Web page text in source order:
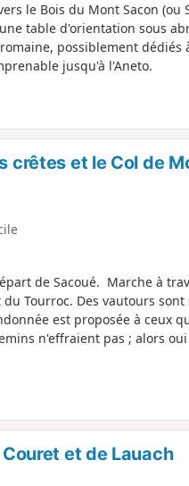
le Bois du Mont Sacon (ou
table d'orientation sous
possiblement dédiés
jusqu'à l'Aneto.
crêtes et le Col de
de Sacoué. Marche à
Tourroc. Des vautours
est proposée à ceux
n'effraient pas ; alors
et de Lauach